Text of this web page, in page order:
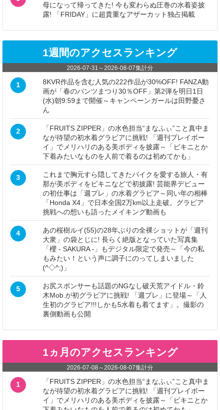
母になって帰ってきた! 今も変わらぬ圧巻の水着姿披
露! 「FRIDAY」に超貴重なアザーカット独占掲載
1週間のアクセスランキング
2026-07-31 ～2026-08-07集計分
1
8KVR作品を含む人気の222作品が30%OFF! FANZA動
画が「春のパンツまつり30％OFF」第2弾を明日1日
(水)朝9:59まで開催～キャンペーンガールは田野憂さ
ん
2
「FRUITS ZIPPER」の水色担当“まなふぃ”こと真中ま
なが待望の初水着グラビアに挑戦! 「週刊プレイボー
イ」でメリハリのある美ボディを披露～「ビキニとか
下着みたいなものを人前で着るのは初めてかも」
3
これまで胸元すら隠してきたバイクを愛する旅人・有
那が美ボディをビキニなどで初披露! 芸能界デビュー
の初仕事は「週プレ」の水着グラビア～同い年の相棒
「Honda X4」で日本全国2万km以上走破。グラビア
挑戦への想いも語ったメイキング動画も
4
あの桜樹ルイ(55)の28年ぶりの全裸ショットが「週刊
大衆」の袋とじに! 長らく絶版となっていた写真集
「櫻 - SAKURA -」もデジタル限定で発売～「今の私
もみたい！という声に調子にのってしまいました
(^◇^;)」
5
お尻スポンサーも話題のNGなし破天荒アイドル・鈴
木Mob.が初グラビアに挑戦! 「週プレ」に登場～「人
生初のグラビア!!!しかも5水着も着てます」。撮影の
裏側動画も公開
1ヵ月のアクセスランキング
2026-07-08 ～2026-08-07集計分
1
「FRUITS ZIPPER」の水色担当“まなふぃ”こと真中ま
なが待望の初水着グラビアに挑戦! 「週刊プレイボー
イ」でメリハリのある美ボディを披露～「ビキニとか